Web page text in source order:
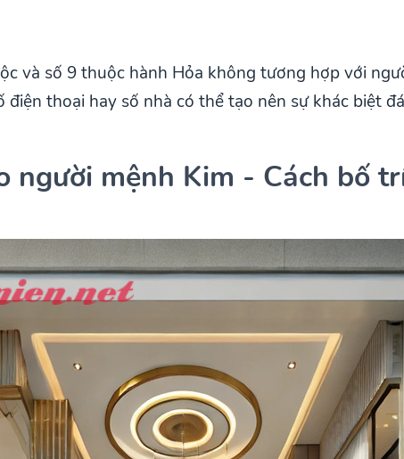
và số 9 thuộc hành Hỏa không tương hợp với
điện thoại hay số nhà có thể tạo nên sự khác biệt
người mệnh Kim - Cách bố